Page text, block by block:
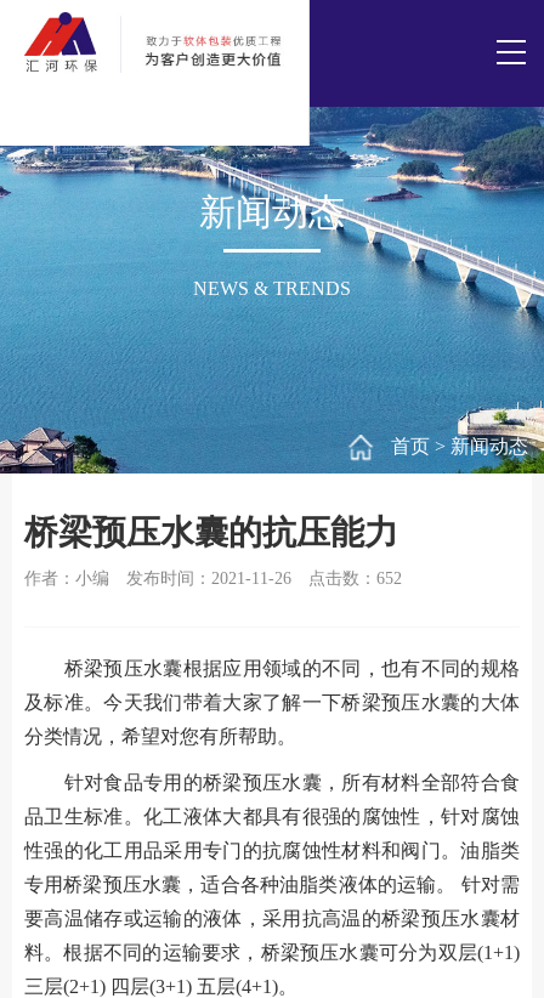
首页> 新闻动态
新闻动态
NEWS & TRENDS
桥梁预压水囊的抗压能力
作者：小编 发布时间：2021-11-26 点击数： 652
桥梁预压水囊根据应用领域的不同，也有不同的规格
及标准。今天我们带着大家了解一下桥梁预压水囊的大体
分类情况，希望对您有所帮助。
针对食品专用的桥梁预压水囊，所有材料全部符合食
品卫生标准。化工液体大都具有很强的腐蚀性，针对腐蚀
性强的化工用品采用专门的抗腐蚀性材料和阀门。油脂类
专用桥梁预压水囊，适合各种油脂类液体的运输。 针对需
要高温储存或运输的液体，采用抗高温的桥梁预压水囊材
料。根据不同的运输要求，桥梁预压水囊可分为双层(1+1)
三层(2+1) 四层(3+1) 五层(4+1)。